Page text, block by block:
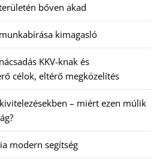
bőven akad
kimagasló
KKV-knak és
célok, eltérő megközelítés
– miért ezen múlik
modern segítség